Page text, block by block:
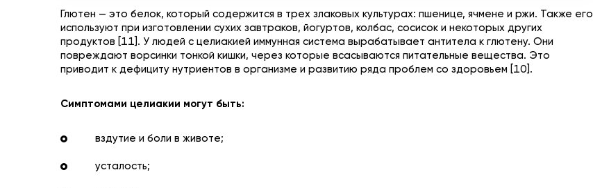
Глютен — это белок, который содержится в трех злаковых культурах: пшенице, ячмене и ржи. Также его
используют при изготовлении сухих завтраков, йогуртов, колбас, сосисок и некоторых других
продуктов [11]. У людей с целиакией иммунная система вырабатывает антитела к глютену. Они
повреждают ворсинки тонкой кишки, через которые всасываются питательные вещества. Это
приводит к дефициту нутриентов в организме и развитию ряда проблем со здоровьем [10].
Симптомами целиакии могут быть:
вздутие и боли в животе;
усталость;